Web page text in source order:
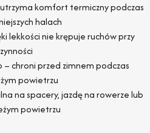
komfort termiczny podczas
halach
lekkości nie krępuje ruchów przy
chroni przed zimnem podczas
powietrzu
na spacery, jazdę na rowerze lub
powietrzu